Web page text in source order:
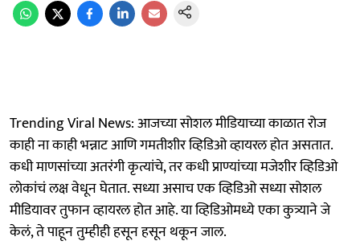
Trending Viral News: आजच्या सोशल मीडियाच्या काळात रोज
काही ना काही भन्नाट आणि गमतीशीर व्हिडिओ व्हायरल होत असतात.
कधी माणसांच्या अतरंगी कृत्यांचे, तर कधी प्राण्यांच्या मजेशीर व्हिडिओ
लोकांचं लक्ष वेधून घेतात. सध्या असाच एक व्हिडिओ सध्या सोशल
मीडियावर तुफान व्हायरल होत आहे. या व्हिडिओमध्ये एका कुत्र्याने जे
केलं, ते पाहून तुम्हीही हसून हसून थकून जाल.